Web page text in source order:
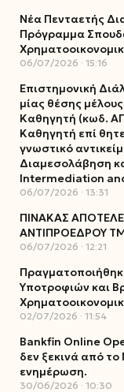
Νέα Πενταετής
Πρόγραμμα
06/07/2026 15:16
Επιστημονική
μίας θέσης
Καθηγητή (κωδ.
Καθηγητή επί
γνωστικό
Διαμεσολάβηση
Intermediation
06/07/2026 13:31
ΠΙΝΑΚΑΣ
ΑΝΤΙΠΡΟΕΔΡΟΥ
06/07/2026 12:21
Υποτροφιών και
02/07/2026 11:54
Bankfin Online
δεν ξεκινά από
ενημέρωση.
30/06/2026 10:30